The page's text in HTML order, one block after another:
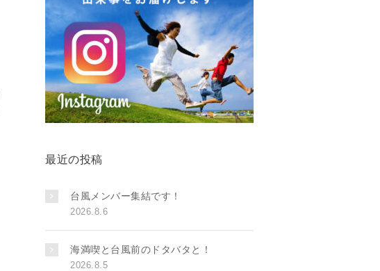
最近の投稿
台風メンバー集結です！
2026.8.6
海満喫と台風前のドタバタと！
2026.8.5